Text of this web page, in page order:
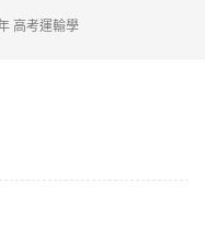
高考運輸學